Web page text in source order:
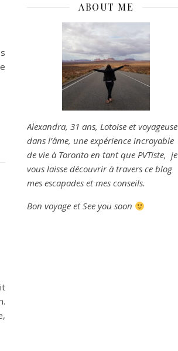
ABOUT ME
Alexandra, 31 ans, Lotoise et voyageuse
dans l’âme, une expérience incroyable
de vie à Toronto en tant que PVTiste, je
vous laisse découvrir à travers ce blog
mes escapades et mes conseils.
Bon voyage et See you soon